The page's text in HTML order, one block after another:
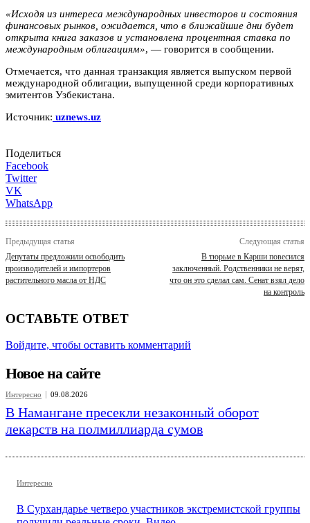
«Исходя из интереса международных инвесторов и состояния
финансовых рынков, ожидается, что в ближайшие дни будет
открыта книга заказов и установлена процентная ставка по
международным облигациям», — говорится в сообщении.
Отмечается, что данная транзакция является выпуском первой
международной облигации, выпущенной среди корпоративных
эмитентов Узбекистана.
Источник: uznews.uz
Поделиться
Facebook
Twitter
VK
WhatsApp
Предыдущая статья
Депутаты предложили освободить
производителей и импортеров
растительного масла от НДС
Следующая статья
В тюрьме в Карши повесился
заключенный. Родственники не верят,
что он это сделал сам. Сенат взял дело
на контроль
ОСТАВЬТЕ ОТВЕТ
Войдите, чтобы оставить комментарий
Новое на сайте
Интересно 09.08.2026
В Намангане пресекли незаконный оборот
лекарств на полмиллиарда сумов
Интересно
В Сурхандарье четверо участников экстремистской группы